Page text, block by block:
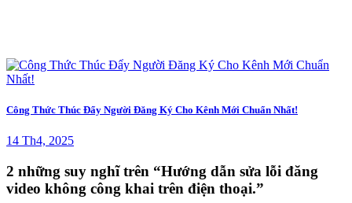
Công Thức Thúc Đẩy Người Đăng Ký Cho Kênh Mới Chuẩn Nhất!
14 Th4, 2025
2 những suy nghĩ trên “Hướng dẫn sửa lỗi đăng
video không công khai trên điện thoại.”